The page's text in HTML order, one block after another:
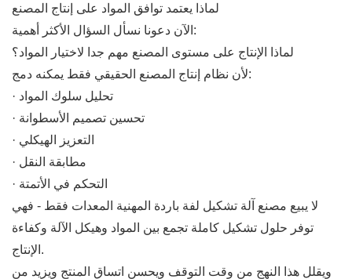
لماذا يعتمد توافق المواد على إنتاج المصنع
الآن دعونا نسأل السؤال الأكثر أهمية:
لماذا الإنتاج على مستوى المصنع مهم جدا لاختيار المواد؟
لأن نظام إنتاج المصنع الحقيقي فقط يمكنه دمج:
· تحليل سلوك المواد
· تحسين تصميم الأسطوانة
· التعزيز الهيكلي
· مطابقة النقل
· التحكم في الأتمتة
لا يبيع مصنع آلة تشكيل لفة باردة المهنية المعدات فقط - فهي
توفر حلول تشكيل كاملة تجمع بين المواد وهيكل الآلة وكفاءة
الإنتاج.
ويقلل هذا النهج من وقت التوقف ويحسن اتساق المنتج ويزيد من